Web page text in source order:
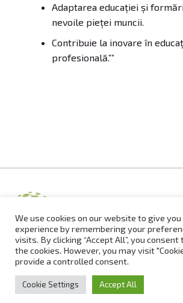
Adaptarea educației și
nevoile pieței muncii.
Contribuie la inovare în
profesională.””
© Acctproject.eu |Izdelava
We use cookies on our website to give
experience by remembering your
visits. By clicking “Accept All”, you consent
the cookies. However, you may visit
provide a controlled consent.
Cookie Settings Accept All